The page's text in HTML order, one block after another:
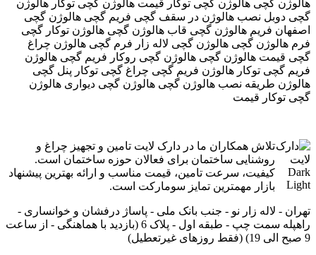
هالوژن گچی هالوژن گچی توکار قیمت هالوژن گچی توکار هالوژن
گچی دوبل نصب هالوژن در سقف گچی فریم گچی هالوژن گچی
اصفهان فریم هالوژن گچی قاب هالوژن گچی هالوژن توکار گچی
فرم هالوژن گچی هالوژن گچی لاله زار فرم گچی هالوژن چراغ
گچی قیمت هالوژن گچی هالوژن گچی روکار فریم گچی هالوژن
فریم گچی توکار هالوژن فریم گچی چراغ گچی توکار پنل گچی
هالوژن طریقه نصب هالوژن گچی هالوژن گچی دیواری هالوژن
گچی توکار قیمت
تلاش همکاران ما در دارک لایت تامین و تجهیز چراغ و
روشنایی ساختمان برای فعالان حوزه ساختمان است.
کیفیت، سرعت تامین، قیمت مناسب و ارائه بهترین پیشنهاد
بازار مهمترین تمایز سومارکت است.
تهران - لاله زار نو - جنب بانک ملی - پاساژ درفشان و خوانساری -
راه‎پله سمت چپ - طبقه اول - پلاک 6 (بازدید با هماهنگی - از ساعت
9 صبح الی 19) (فقط روزهای غیرتعطیل)